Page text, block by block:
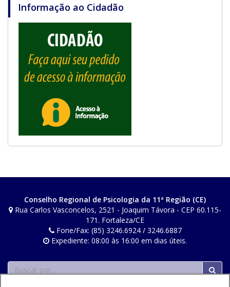
Informação ao Cidadão
Conselho Regional de Psicologia da 11ª Região (CE)
Rua Carlos Vasconcelos, 2521 - Joaquim Távora - CEP 60.115-
171. Fortaleza/CE
Fone/Fax: (85) 3246.6924 / 3246.6887
Expediente: 08:00 às 16:00 em dias úteis.
Buscar